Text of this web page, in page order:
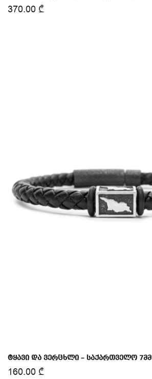
370.00 ₾
ტყავი და ვერცხლი – საქართველო 7მმ
160.00 ₾